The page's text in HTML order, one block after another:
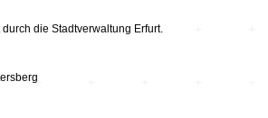
die Stadtverwaltung Erfurt.